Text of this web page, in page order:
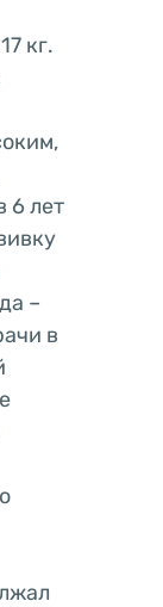
кг.
6 лет
–
в